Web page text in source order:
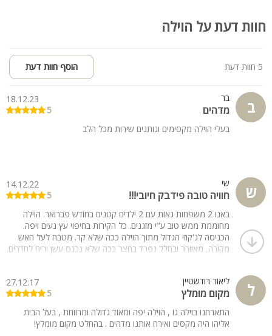
חוות דעת על הוילה
5 חוות דעת הוסף חוות דעת
ב בר
מדהים
18.12.23
5
בעלי הוילה מקסימים ונותנים שירות מכל הלב
ש שי
חוויה טובה פידבק חיובי!!!
14.12.22
5
באנו 2 משפחות גאות עם 2 ילדים קטנים בחודש פברואר. הוילה
מחוממת ממש טוב ע"י מזגנים. כל הקירות בחיפוי עץ נעים ויפה.
הכניסה לג'קוזי הגדול מתוך הוילה ככה שלא קר. מטבח לעל האש
מקורה, מאוורר ובחלל נפרד בחצר ככה שלא נכנס עשן וריח לחדרים.
מתקנים חמודים לילדים כמו מגלשה קטנה ובית קטן. הבריכה
המחוממת בחלל נפרד ועם מנעול בכניסה לבטיחות הילדים. לנו
המים היו קרירים מדי למרות החימום, אולי כשפחות קר בחוץ זה
סבבה. הוילה מתוחזקת ונקייה. ווייפיי טוב. טלויזיה עם מסך גדול וחיבור
ליס. המיטה מושלמת ונוחה מאד. לא כ"כ רואים נוף. שולחן הביליארד
ל ליאור רודשטיין
מקום מומלץ
27.12.17
5
התארחנו בוילה גו , הוילה יפה ומאוד גדולה ומרווחת , בעל הבית
אליהו היה מקסים ואירח אותנו מדהים . בהחלט מקום מומלץ!